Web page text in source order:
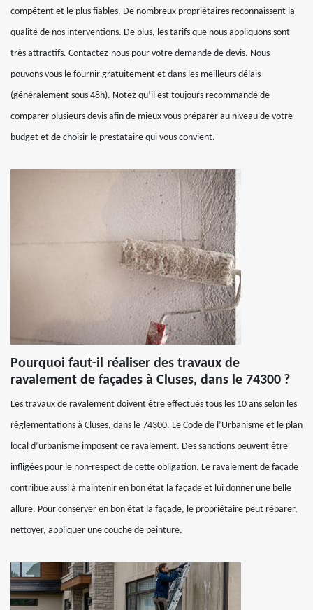
compétent et le plus fiables. De nombreux propriétaires reconnaissent la
qualité de nos interventions. De plus, les tarifs que nous appliquons sont
très attractifs. Contactez-nous pour votre demande de devis. Nous
pouvons vous le fournir gratuitement et dans les meilleurs délais
(généralement sous 48h). Notez qu’il est toujours recommandé de
comparer plusieurs devis afin de mieux vous préparer au niveau de votre
budget et de choisir le prestataire qui vous convient.
Pourquoi faut-il réaliser des travaux de
ravalement de façades à Cluses, dans le 74300 ?
Les travaux de ravalement doivent être effectués tous les 10 ans selon les
règlementations à Cluses, dans le 74300. Le Code de l’Urbanisme et le plan
local d’urbanisme imposent ce ravalement. Des sanctions peuvent être
infligées pour le non-respect de cette obligation. Le ravalement de façade
contribue aussi à maintenir en bon état la façade et lui donner une belle
allure. Pour conserver en bon état la façade, le propriétaire peut réparer,
nettoyer, appliquer une couche de peinture.